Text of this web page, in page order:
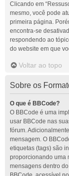
Clicando em
mesmo, você pode
primeira página.
encontra-se
respondendo ao
do website em que
Voltar ao topo
Sobre os
O que é BBCode?
O BBCode é uma
usar BBCode nas
fórum.
mensagem. O
etiquetas (tags) são
proporcionando uma
mensagens dentro